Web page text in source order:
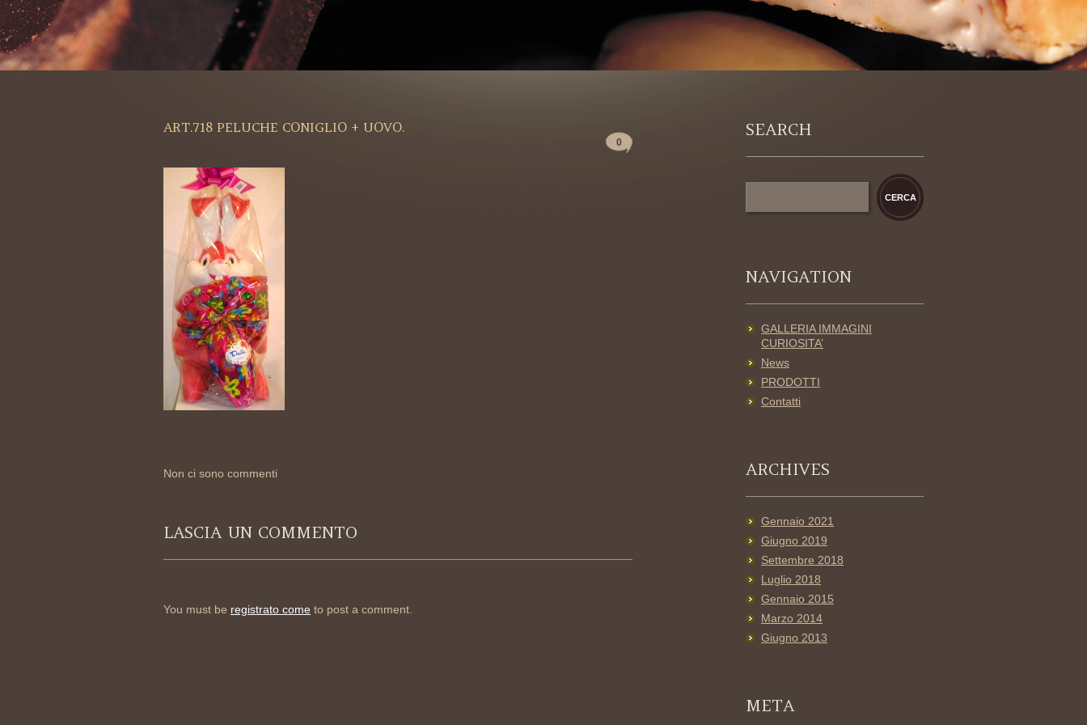
0
ART.718 PELUCHE CONIGLIO + UOVO.
Non ci sono commenti
LASCIA UN COMMENTO
You must be registrato come to post a comment.
SEARCH
NAVIGATION
GALLERIA IMMAGINI
CURIOSITA’
News
PRODOTTI
Contatti
ARCHIVES
Gennaio 2021
Giugno 2019
Settembre 2018
Luglio 2018
Gennaio 2015
Marzo 2014
Giugno 2013
META